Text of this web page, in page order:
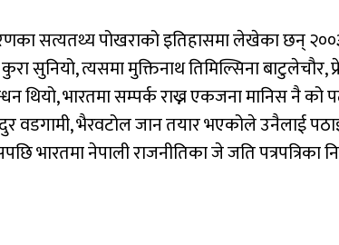
सत्यतथ्य पोखराको इतिहासमा लेखेका छन्
सुनियो, त्यसमा मुक्तिनाथ तिमिल्सिना बाटुलेचौर,
थियो, भारतमा सम्पर्क राख्न एकजना मानिस नै को
वडगामी, भैरवटोल जान तयार भएकोले उनैलाई
भारतमा नेपाली राजनीतिका जे जति पत्रपत्रिका